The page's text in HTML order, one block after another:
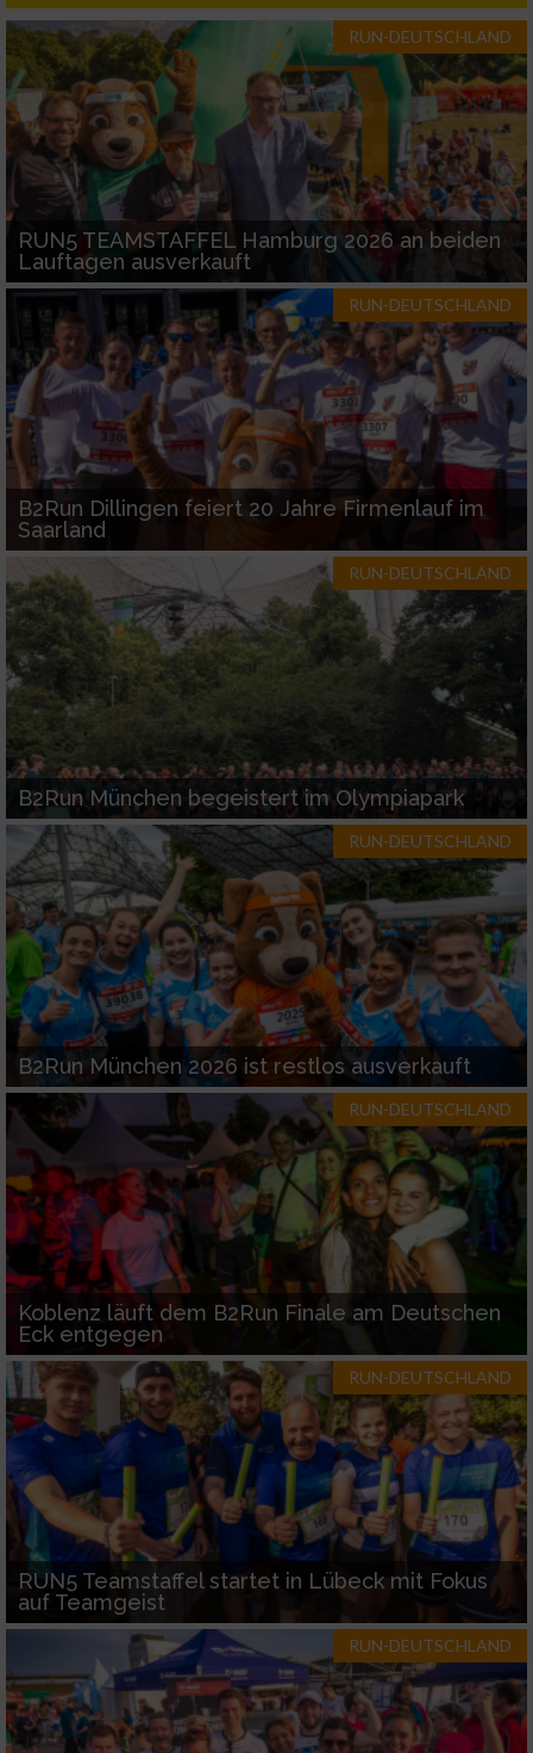
RUN-DEUTSCHLAND
RUN5 TEAMSTAFFEL Hamburg 2026 an beiden
Lauftagen ausverkauft
RUN-DEUTSCHLAND
B2Run Dillingen feiert 20 Jahre Firmenlauf im
Saarland
RUN-DEUTSCHLAND
B2Run München begeistert im Olympiapark
RUN-DEUTSCHLAND
B2Run München 2026 ist restlos ausverkauft
RUN-DEUTSCHLAND
Koblenz läuft dem B2Run Finale am Deutschen
Eck entgegen
RUN-DEUTSCHLAND
RUN5 Teamstaffel startet in Lübeck mit Fokus
auf Teamgeist
RUN-DEUTSCHLAND
IAB-Besonderheiten:
Verwendung genauer Standortdaten
Geräte anhand von aktiv angeforderten
Informationen identifizieren
Nicht-IAB-Verarbeitungszwecke:
Notwendig
Performance
Funktional
Werbung